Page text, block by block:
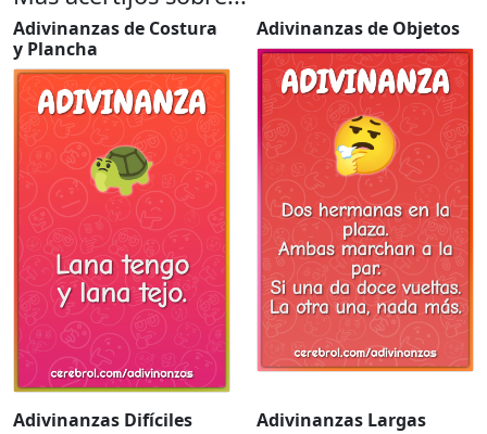
Adivinanzas de Costura
y Plancha
Adivinanzas de Objetos
Adivinanzas Difíciles Adivinanzas Largas